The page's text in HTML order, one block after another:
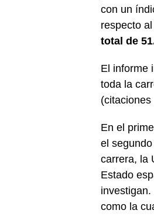
con un
respecto
total de
El informe
toda la
En el
el
carrera, la
Estado
como la